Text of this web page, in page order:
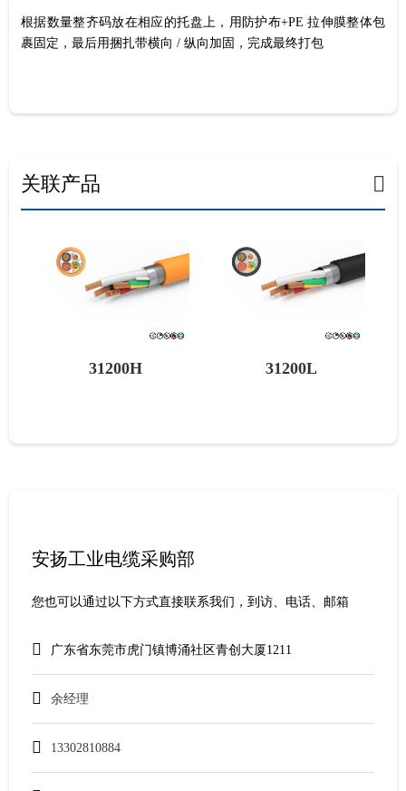
根据数量整齐码放在相应的托盘上，用防护布+PE 拉伸膜整体包
裹固定，最后用捆扎带横向 / 纵向加固，完成最终打包
关联产品
31200L 31300L
安扬工业电缆采购部
您也可以通过以下方式直接联系我们，到访、电话、邮箱
广东省东莞市虎门镇博涌社区青创大厦1211
余经理
13302810884